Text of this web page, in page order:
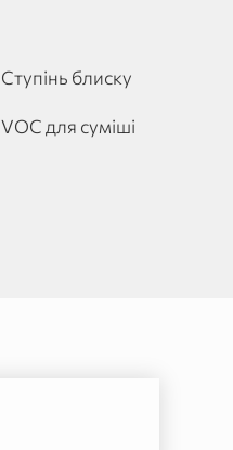
Ступінь блиску
VOC для суміші